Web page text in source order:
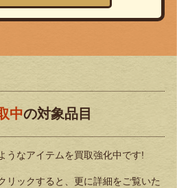
中の対象品目
うなアイテムを買取強化中です!
リックすると、更に詳細をご覧いた